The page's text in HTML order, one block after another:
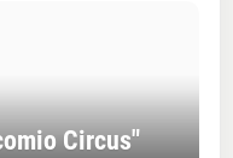
Circus"